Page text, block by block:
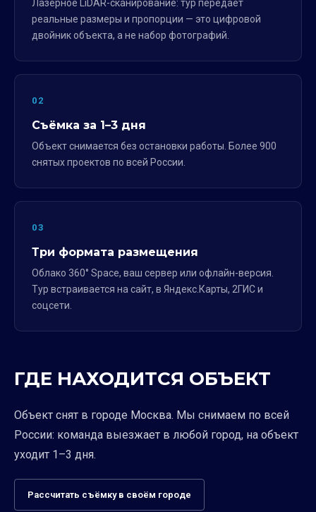
Лазерное LiDAR-сканирование: тур передаёт
реальные размеры и пропорции — это цифровой
двойник объекта, а не набор фотографий.
02
Съёмка за 1–3 дня
Объект снимается без остановки работы. Более 900
снятых проектов по всей России.
03
Три формата размещения
Облако 360° Space, ваш сервер или офлайн-версия.
Тур встраивается на сайт, в Яндекс.Карты, 2ГИС и
соцсети.
ГДЕ НАХОДИТСЯ ОБЪЕКТ
Объект снят в городе Москва. Мы снимаем по всей
России: команда выезжает в любой город, на объект
уходит 1–3 дня.
Рассчитать съёмку в своём городе